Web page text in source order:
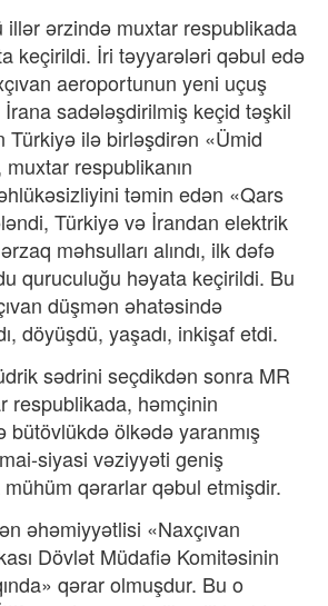
illər ərzində muxtar respublikada
keçirildi. İri təyyarələri qəbul edə
aeroportunun yeni uçuş
İrana sadələşdirilmiş keçid təşkil
Türkiyə ilə birləşdirən «Ümid
muxtar respublikanın
təmin edən «Qars
Türkiyə və İrandan elektrik
məhsulları alındı, ilk dəfə
quruculuğu həyata keçirildi. Bu
düşmən əhatəsində
döyüşdü, yaşadı, inkişaf etdi.
sədrini seçdikdən sonra MR
respublikada, həmçinin
bütövlükdə ölkədə yaranmış
siyasi vəziyyəti geniş
qərarlar qəbul etmişdir.
əhəmiyyətlisi «Naxçıvan
Dövlət Müdafiə Komitəsinin
qərar olmuşdur. Bu o